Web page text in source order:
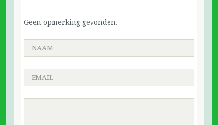
Geen opmerking gevonden.